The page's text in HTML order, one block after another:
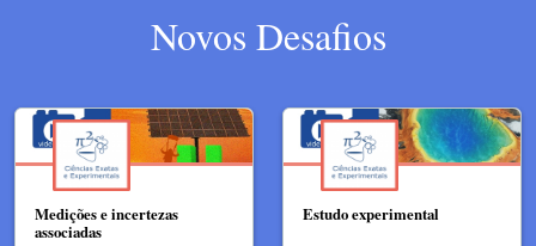
Novos Desafios
Medições e incertezas
associadas
Estudo experimental